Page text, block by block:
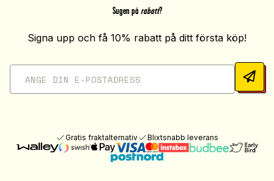
Sugen på rabatt?
Signa upp och få 10% rabatt på ditt första köp!
Gratis fraktalternativ Blixtsnabb leverans